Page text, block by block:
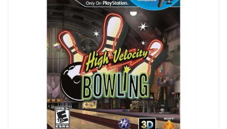
👕INDUMENTARIA🧢
👾COLECCIONABLES🧸
💻MUNDO PC GAMER💻
🔌CABLES Y ADAPTADORES🔌
🤓MUNDO PC OFICINA🤓
🫗GEEK HOME🍵